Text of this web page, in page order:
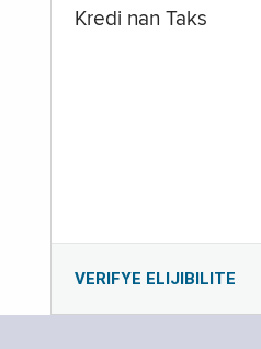
Kredi nan Taks
VERIFYE ELIJIBILITE